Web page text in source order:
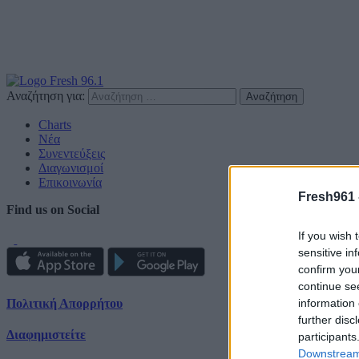
Fresh961
If you wish
sensitive
confirm
continue
information
further
Αναζήτηση για:
Charts
Νέα
Συνεντεύξεις
Διαγωνισμοί
Επικοινωνία
Find us on Social
Πολιτική Απορρήτου
Διαφημιστείτε